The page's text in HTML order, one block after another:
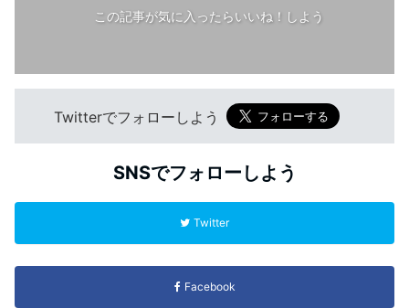
この記事が気に入ったらいいね！しよう
Twitterでフォローしよう
SNSでフォローしよう
Twitter
Facebook